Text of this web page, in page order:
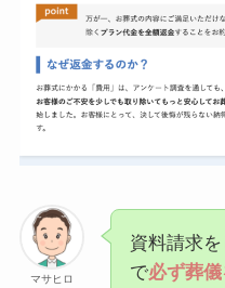
マサヒロ
資料請求
で必ず葬